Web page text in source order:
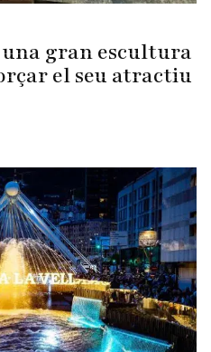
gran escultura
el seu atractiu